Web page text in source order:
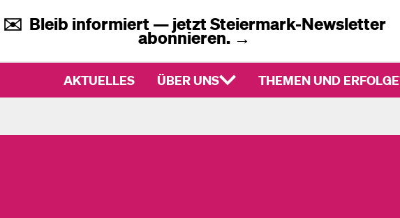
✉️ Bleib informiert — jetztSteiermark-Newsletter
abonnieren.→
AKTUELLES ÜBER UNS THEMEN UND ERFOLGE